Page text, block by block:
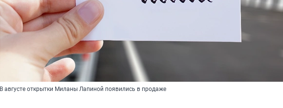
В августе открытки Миланы Лапиной появились в продаже